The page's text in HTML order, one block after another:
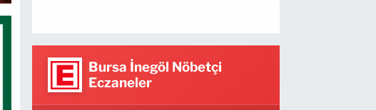
Bursa İnegöl Nöbetçi
Eczaneler